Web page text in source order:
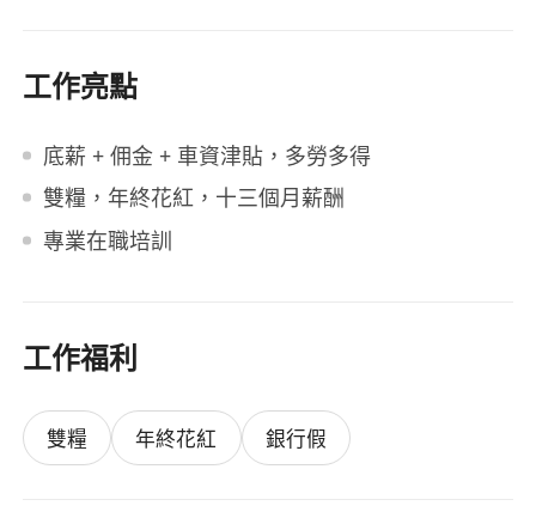
工作亮點
底薪 + 佣金 + 車資津貼，多勞多得
雙糧，年終花紅，十三個月薪酬
專業在職培訓
工作福利
雙糧 年終花紅 銀行假